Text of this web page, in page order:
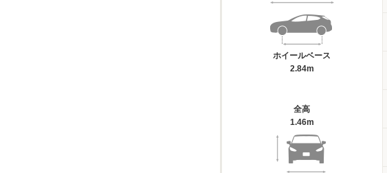
ホイールベース
2.84m
全高
1.46m